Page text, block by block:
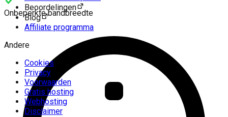
Onbeperkte bandbreedte
Redis-cache
WAF
Spamfilters
Beoordelingen
Blog
Affiliate programma
Andere
Cookies
Privacy
Voorwaarden
Gratis hosting
Webhosting
Disclaimer